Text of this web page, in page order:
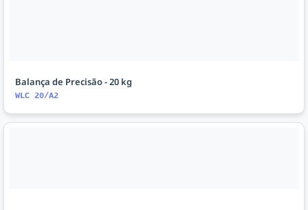
Balança de Precisão - 20 kg
WLC 20/A2